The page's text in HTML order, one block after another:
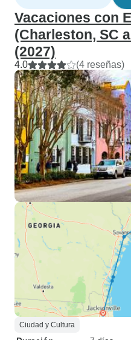
Vacaciones con
(Charleston, SC
(2027)
4.0 (4 reseñas)
Ciudad y Cultura